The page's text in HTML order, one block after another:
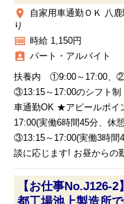
place
自家用車通勤ＯＫ 八
り
money 時給 1,150円
assignment_ind パート・アルバイト
扶養内 ①9:00～17:00、
③13:15～17:00のシフト
車通勤OK ★アピールポ
17:00(実働6時間45分、休
③13:15～17:00(実働3時間
談に応じます! お昼からの
【お仕事No.J126-